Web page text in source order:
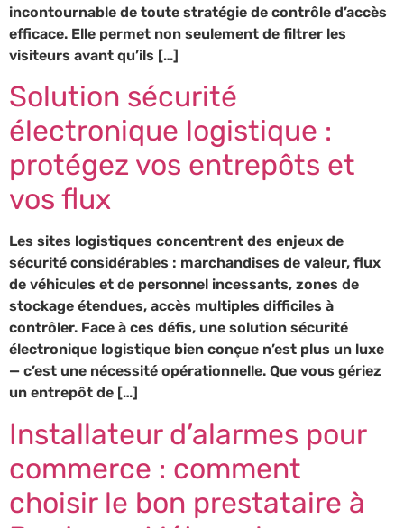
incontournable de toute stratégie de contrôle d’accès
efficace. Elle permet non seulement de filtrer les
visiteurs avant qu’ils […]
Solution sécurité
électronique logistique :
protégez vos entrepôts et
vos flux
Les sites logistiques concentrent des enjeux de
sécurité considérables : marchandises de valeur, flux
de véhicules et de personnel incessants, zones de
stockage étendues, accès multiples difficiles à
contrôler. Face à ces défis, une solution sécurité
électronique logistique bien conçue n’est plus un luxe
— c’est une nécessité opérationnelle. Que vous gériez
un entrepôt de […]
Installateur d’alarmes pour
commerce : comment
choisir le bon prestataire à